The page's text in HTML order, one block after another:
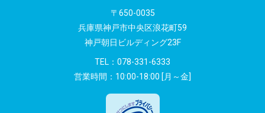
〒650-0035
兵庫県神戸市中央区浪花町59
神戸朝日ビルディング23F
TEL： 078-331-6333
営業時間：10:00-18:00 [月～金]